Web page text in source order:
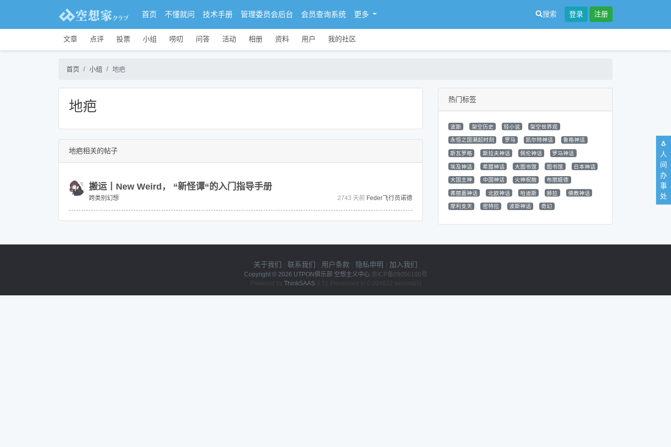
首页 不懂就问 技术手册 管理委员会后台 会员查询系统 更多 搜索 登录 注册
文章 点评 投票 小组 唠叨 问答 活动 相册 资料 用户 我的社区
首页 小组 地疤
地疤
地疤相关的帖子
搬运丨New Weird， “新怪谭“的入门指导手册
跨类别幻想 2743 天前 Feder飞行员诺德
热门标签
波斯 架空历史 轻小说 架空世界观
永恒之国潮起时刻 罗马 凯尔特神话 鲁格神话
斯瓦罗格 斯拉夫神话 佩伦神话 罗马神话
埃及神话 希腊神话 大图书馆 图书馆 日本神话
大国主神 中国神话 火神祝融 布丽姬德
弗丽嘉神话 北欧神话 哈迪斯 赫拉 佛教神话
摩利支天 密特拉 波斯神话 奇幻
关于我们 联系我们 用户条款 隐私申明 加入我们
Copyright © 2026 UTPON俱乐部 空想主义中心 京ICP备09050100号
Powered by ThinkSAAS3.51 Processed in 0.004622 second(s)
🐧
人
间
办
事
处